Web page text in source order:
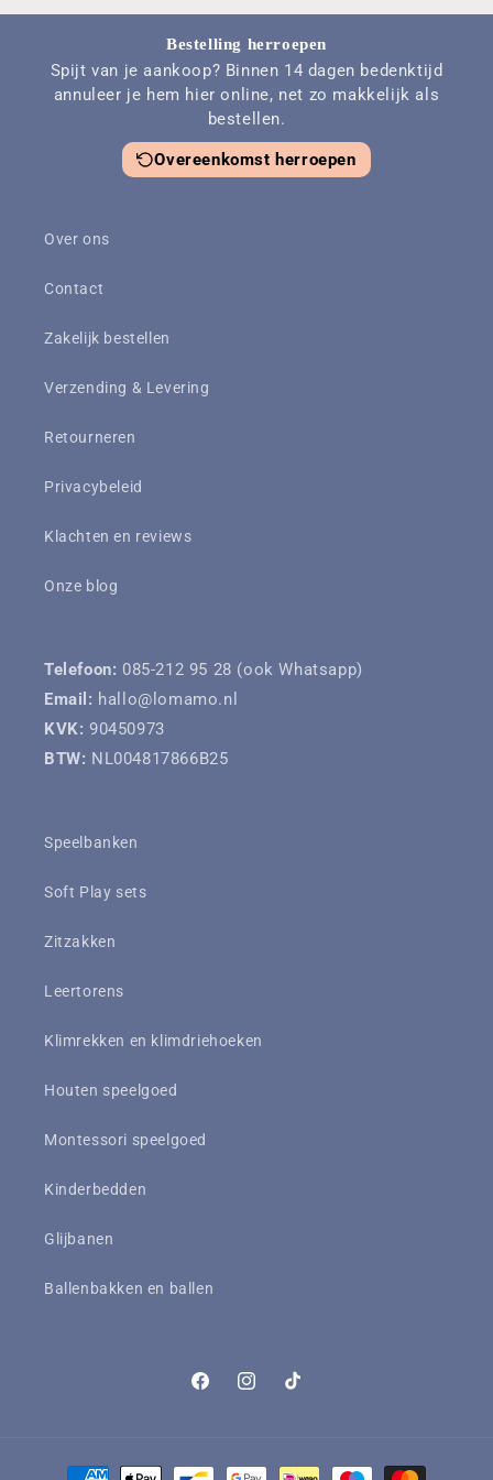
Bestelling herroepen
Spijt van je aankoop? Binnen 14 dagen bedenktijd
annuleer je hem hier online, net zo makkelijk als
bestellen.
Overeenkomst herroepen
Over ons
Contact
Zakelijk bestellen
Verzending & Levering
Retourneren
Privacybeleid
Klachten en reviews
Onze blog
Telefoon: 085-212 95 28 (ook Whatsapp)
Email: hallo@lomamo.nl
KVK: 90450973
BTW: NL004817866B25
Speelbanken
Soft Play sets
Zitzakken
Leertorens
Klimrekken en klimdriehoeken
Houten speelgoed
Montessori speelgoed
Kinderbedden
Glijbanen
Ballenbakken en ballen
FacebookInstagramTikTok
Betaalmethoden